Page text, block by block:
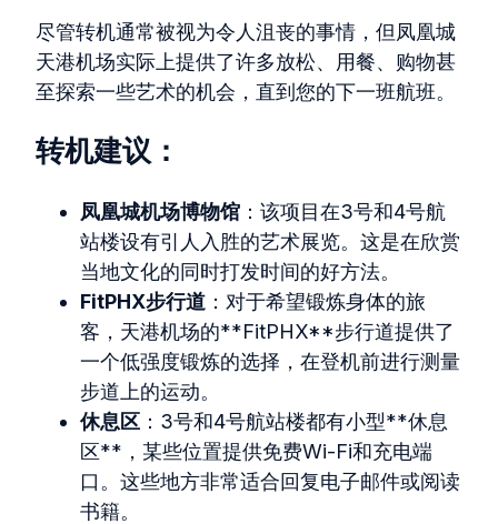
尽管转机通常被视为令人沮丧的事情，但凤凰城
天港机场实际上提供了许多放松、用餐、购物甚
至探索一些艺术的机会，直到您的下一班航班。
转机建议：
凤凰城机场博物馆 ：该项目在3号和4号航
站楼设有引人入胜的艺术展览。这是在欣赏
当地文化的同时打发时间的好方法。
FitPHX步行道 ：对于希望锻炼身体的旅
客，天港机场的**FitPHX**步行道提供了
一个低强度锻炼的选择，在登机前进行测量
步道上的运动。
休息区 ：3号和4号航站楼都有小型**休息
区**，某些位置提供免费Wi-Fi和充电端
口。这些地方非常适合回复电子邮件或阅读
书籍。